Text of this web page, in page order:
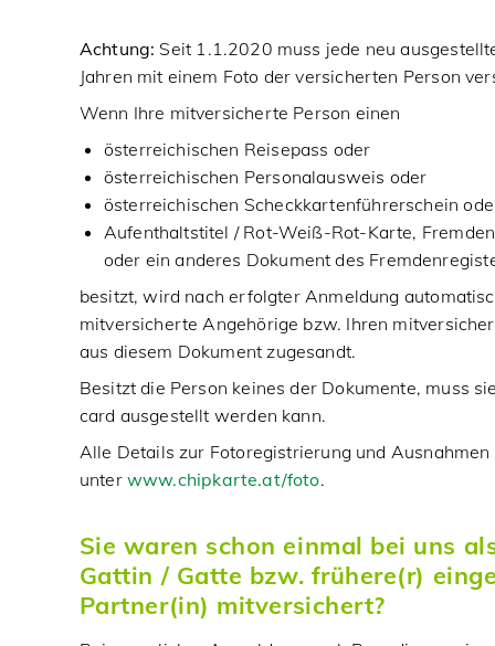
Achtung: Seit 1.1.2020 muss jede neu
Jahren mit einem Foto der versicherten Person
Wenn Ihre mitversicherte Person einen
österreichischen Reisepass oder
österreichischen Personalausweis oder
österreichischen Scheckkartenführerschein
Aufenthaltstitel / Rot-Weiß-Rot-Karte,
oder ein anderes Dokument des
besitzt, wird nach erfolgter Anmeldung
mitversicherte Angehörige bzw. Ihren
aus diesem Dokument zugesandt.
Besitzt die Person keines der Dokumente, muss
card ausgestellt werden kann.
Alle Details zur Fotoregistrierung und
unter www.chipkarte.at/foto.
Sie waren schon einmal bei uns
Gattin / Gatte bzw. frühere(r)
Partner(in) mitversichert?